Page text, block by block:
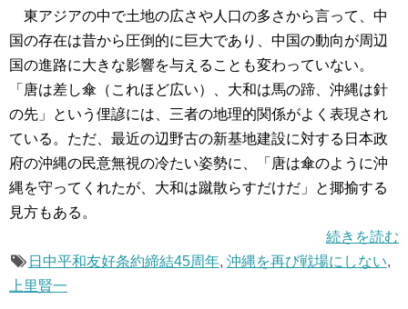
東アジアの中で土地の広さや人口の多さから言って、中
国の存在は昔から圧倒的に巨大であり、中国の動向が周辺
国の進路に大きな影響を与えることも変わっていない。
「唐は差し傘（これほど広い）、大和は馬の蹄、沖縄は針
の先」という俚諺には、三者の地理的関係がよく表現され
ている。ただ、最近の辺野古の新基地建設に対する日本政
府の沖縄の民意無視の冷たい姿勢に、「唐は傘のように沖
縄を守ってくれたが、大和は蹴散らすだけだ」と揶揄する
見方もある。
続きを読む
日中平和友好条約締結45周年, 沖縄を再び戦場にしない,
上里賢一